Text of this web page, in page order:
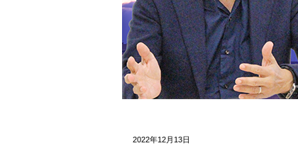
2022年12月13日